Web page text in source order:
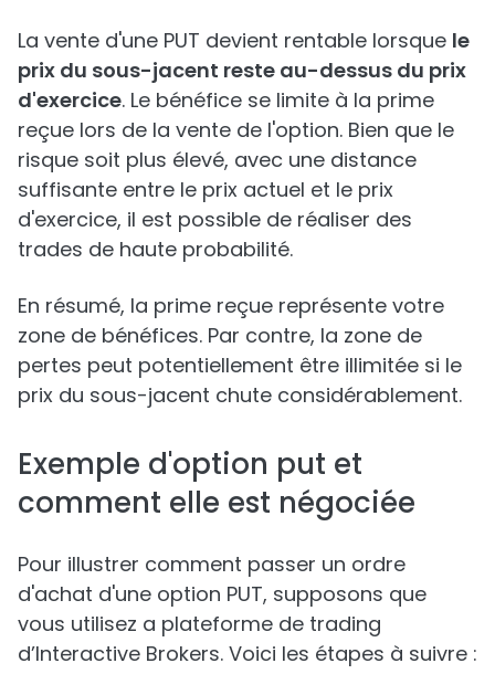
La vente d'une PUT devient rentable lorsque le
prix du sous-jacent reste au-dessus du prix
d'exercice. Le bénéfice se limite à la prime
reçue lors de la vente de l'option. Bien que le
risque soit plus élevé, avec une distance
suffisante entre le prix actuel et le prix
d'exercice, il est possible de réaliser des
trades de haute probabilité.
En résumé, la prime reçue représente votre
zone de bénéfices. Par contre, la zone de
pertes peut potentiellement être illimitée si le
prix du sous-jacent chute considérablement.
Exemple d'option put et
comment elle est négociée
Pour illustrer comment passer un ordre
d'achat d'une option PUT, supposons que
vous utilisez a plateforme de trading
d’Interactive Brokers. Voici les étapes à suivre :